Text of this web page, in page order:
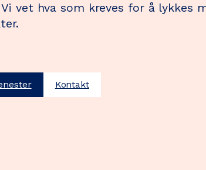
Vi vet hva som kreves for å lykkes
Kontakt